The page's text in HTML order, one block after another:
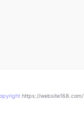
https://website168.com/